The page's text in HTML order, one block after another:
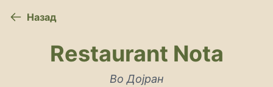
Назад
Restaurant Nota
Во Дојран